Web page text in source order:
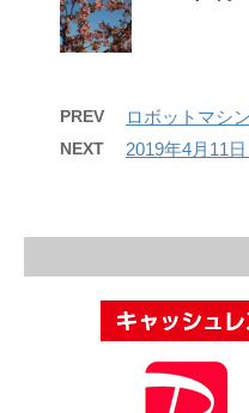
PREV ロボットマシ
NEXT 2019年4月11